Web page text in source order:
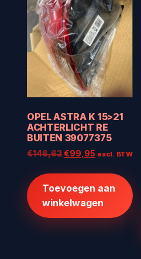
OPEL ASTRA K 15>21
ACHTERLICHT RE
BUITEN 39077375
€146,62Oorspronkelijke
€146,62.
€99,95 Huidige
€99,95.
excl. BTW
Toevoegen aan
winkelwagen